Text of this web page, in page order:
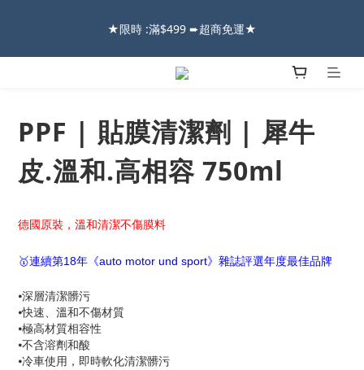
看鍍膜攻略✔ )
看鍍膜攻略✔ )
PPF | 貼膜清潔劑 | 犀牛
皮.溫和.高相容 750ml
德國原裝，溫和清潔不傷膜料
🥇連續第18年《auto motor und sport》雜誌評選年度最佳品牌
⦁深層清潔髒污
⦁快速、溫和不傷材質
⦁極高材質相容性
⦁不含溶劑和酸
⦁冷車使用，即時軟化清潔髒污